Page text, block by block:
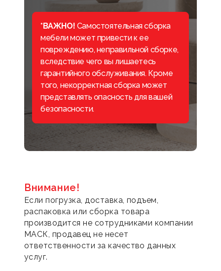
*ВАЖНО! Самостоятельная сборка
мебели может привести к ее
повреждению, неправильной сборке,
вследствие чего вы лишаетесь
гарантийного обслуживания. Кроме
того, некорректная сборка может
представлять опасность для вашей
безопасности.
Внимание!
Если погрузка, доставка, подъем,
распаковка или сборка товара
производится не сотрудниками компании
МАСК, продавец не несет
ответственности за качество данных
услуг.